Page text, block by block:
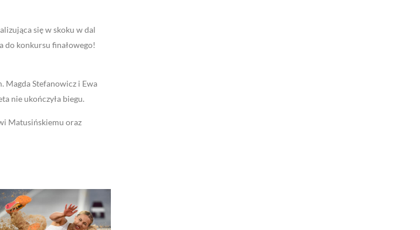
się w skoku w dal
do konkursu finałowego!
Magda Stefanowicz i Ewa
nie ukończyła biegu.
Matusińskiemu oraz